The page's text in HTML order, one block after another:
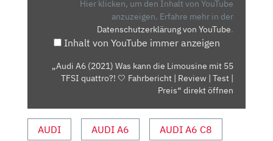
FAHRBERICHT
Hier klicken, um den Inhalt von YouTube
anzuzeigen. Erfahre mehr in der
Datenschutzerklärung von YouTube.
Inhalt von YouTube immer anzeigen
„Audi A6 (2021) Was kann die Limousine mit 55
TFSI quattro?! 🤍 Fahrbericht | Review | Test |
Preis“ direkt öffnen
AUDI AUDI A6 AUDI A6 C8